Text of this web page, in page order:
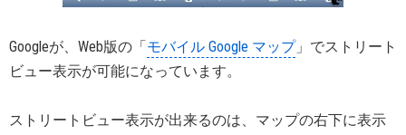
Googleが、Web版の「モバイル Google マップ」でストリート
ビュー表示が可能になっています。
ストリートビュー表示が出来るのは、マップの右下に表示